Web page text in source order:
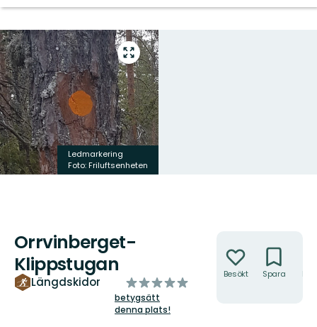
Gå
till
helskärmsläge
Ledmarkering
Foto: Friluftsenheten
Orrvinberget-
Klippstugan
Längdskidor
av
5
stjärnor
betygsätt
denna plats!
Besökt Spara